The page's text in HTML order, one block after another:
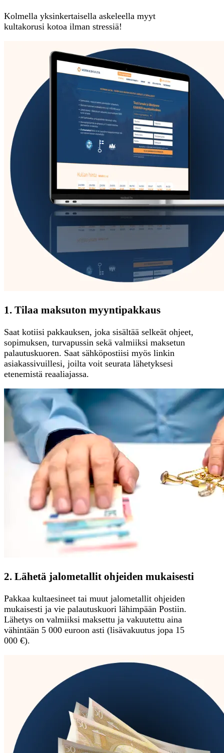
Kolmella yksinkertaisella askeleella myyt
kultakorusi kotoa ilman stressiä!
1. Tilaa maksuton myyntipakkaus
Saat kotiisi pakkauksen, joka sisältää selkeät ohjeet,
sopimuksen, turvapussin sekä valmiiksi maksetun
palautuskuoren. Saat sähköpostiisi myös linkin
asiakassivuillesi, joilta voit seurata lähetyksesi
etenemistä reaaliajassa.
2. Lähetä jalometallit ohjeiden mukaisesti
Pakkaa kultaesineet tai muut jalometallit ohjeiden
mukaisesti ja vie palautuskuori lähimpään Postiin.
Lähetys on valmiiksi maksettu ja vakuutettu aina
vähintään 5 000 euroon asti (lisävakuutus jopa 15
000 €).